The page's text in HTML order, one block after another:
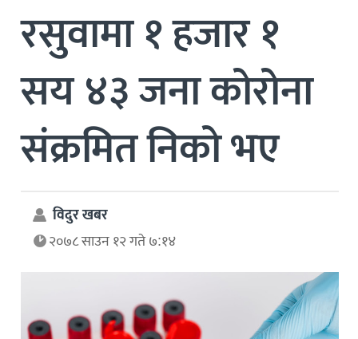
रसुवामा १ हजार १
सय ४३ जना कोरोना
संक्रमित निको भए
विदुर खबर
२०७८ साउन १२ गते ७:१४